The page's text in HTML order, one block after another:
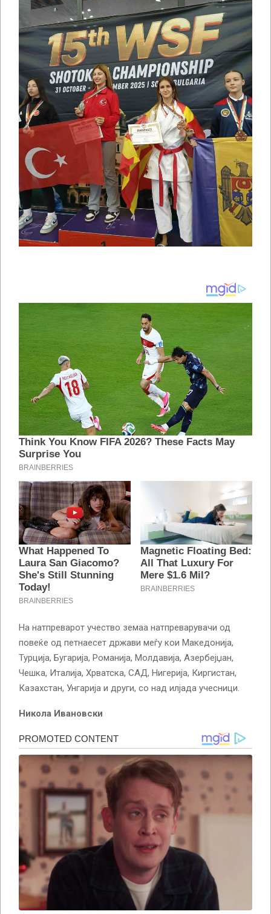
На натпреварот учество земаа натпреварувачи од
повеќе од петнаесет држави меѓу кои Македонија,
Турција, Бугарија, Романија, Молдавија, Азербејџан,
Чешка, Италија, Хрватска, САД, Нигерија, Киргистан,
Казахстан, Унгарија и други, со над илјада учесници.
Никола Ивановски